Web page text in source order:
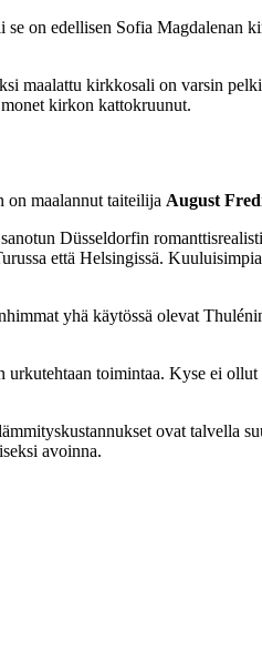
on edellisen Sofia Magdalenan
maalattu kirkkosali on varsin
kirkon kattokruunut.
on maalannut taiteilija August
Düsseldorfin
että Helsingissä.
yhä käytössä olevat
toimintaa. Kyse ei
ovat talvella
avoinna.